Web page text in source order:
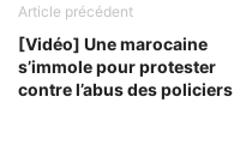
Article précédent
[Vidéo] Une marocaine
s’immole pour protester
contre l’abus des policiers